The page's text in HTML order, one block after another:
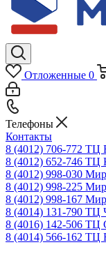
Отложенные 0
Телефоны
Контакты
8 (4012) 706-772 ТЦ
8 (4012) 652-746 ТЦ
8 (4012) 998-030
8 (4012) 998-225
8 (4012) 998-167
8 (4014) 131-790 ТЦ
8 (4016) 142-506 ТЦ
8 (4014) 566-162 ТЦ